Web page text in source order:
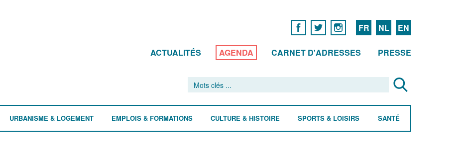
FR NL EN
ACTUALITÉS AGENDA CARNET D'ADRESSES PRESSE
URBANISME & LOGEMENT EMPLOIS & FORMATIONS CULTURE & HISTOIRE SPORTS & LOISIRS SANTÉ